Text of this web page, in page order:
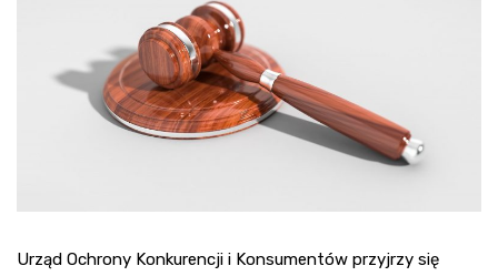
Urząd Ochrony Konkurencji i Konsumentów przyjrzy się